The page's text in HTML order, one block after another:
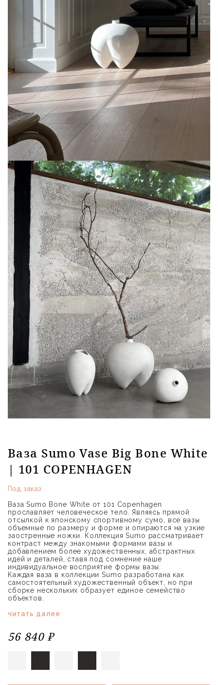
Ваза Sumo Vase Big Bone White
| 101 COPENHAGEN
Под заказ
Ваза Sumo Bone White от 101 Copenhagen
прославляет человеческое тело. Являясь прямой
отсылкой к японскому спортивному сумо, все вазы
объемные по размеру и форме и опираются на узкие
заостренные ножки. Коллекция Sumo рассматривает
контраст между знакомыми формами вазы и
добавлением более художественных, абстрактных
идей и деталей, ставя под сомнение наше
индивидуальное восприятие формы вазы.
Каждая ваза в коллекции Sumo разработана как
самостоятельный художественный объект, но при
сборке нескольких образует единое семейство
объектов.
читать далее
56 840 ₽